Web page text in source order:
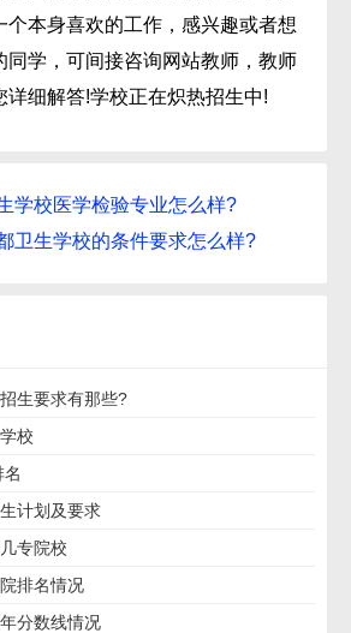
个本身喜欢的工作，感兴趣或者想
同学，可间接咨询网站教师，教师
详细解答!学校正在炽热招生中!
学校医学检验专业怎么样?
卫生学校的条件要求怎么样?
生要求有那些?
校
计划及要求
专院校
排名情况
分数线情况